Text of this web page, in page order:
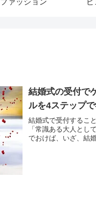
結婚式の受付で
ルを4ステップ
結婚式で受付するこ
「常識ある大人とし
でおけば、いざ、結